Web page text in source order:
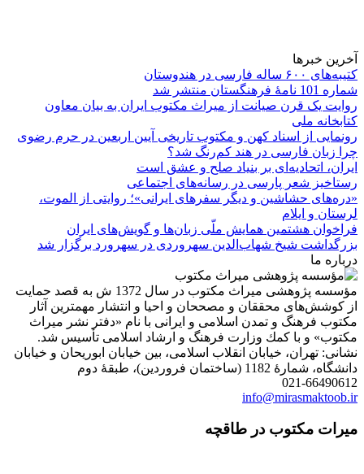
آخرین خبرها
کتیبه‌های ۶۰۰ ساله فارسی در هندوستان
شماره 101 نامۀ فرهنگستان منتشر شد
روایت یک قرن صیانت از میراث مکتوب ایران به بیان معاون
کتابخانه ملی
رونمایی از اسناد کهن و مکتوب تاریخی آیین اربعین در حرم رضوی
چرا زبان فارسی در هند کم‌رنگ شد؟
ایران، اتحادیه‌ای بر بنیاد صلح و عشق است
رستاخیز شعر پارسی در رسانه‌های اجتماعی
«دره‌های حشاشین و دیگر سفرهای ایرانی»؛ روایتی از الموت،
لرستان و ایلام
فراخوان هشتمین همایش ملّی زبان‌ها و گویش‌های ایران
بزرگداشت شیخ شهاب‌الدین سهروردی در سهرورد برگزار شد
درباره ما
مؤسسه پژوهشی میراث مكتوب در سال 1372 ش به قصد حمایت
از كوشش‌های محققان و مصححان و احیا و انتشار مهمترین آثار
مكتوب فرهنگ و تمدن اسلامی و ایرانی با نام «دفتر نشر میراث
مكتوب» و با كمك وزارت فرهنگ و ارشاد اسلامی تأسیس شد.
نشانی: تهران، خیابان انقلاب اسلامی، بین خیابان ابوریحان و خیابان
دانشگاه، شمارۀ 1182 (ساختمان فروردین)، طبقۀ دوم
021-66490612
info@mirasmaktoob.ir
میرات مکتوب در طاقچه